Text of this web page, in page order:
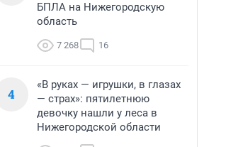
БПЛА на Нижегородскую
область
7 268 16
4
«В руках — игрушки, в глазах
— страх»: пятилетнюю
девочку нашли у леса в
Нижегородской области